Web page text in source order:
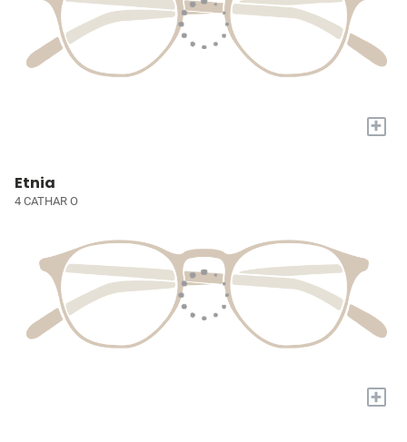
+
Etnia
4 CATHAR O
+